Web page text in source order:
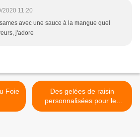
2020 11:20
avec une sauce à la mangue quel
j'adore
Des gelées de raisin
personnalisées pour les
Châteaux >